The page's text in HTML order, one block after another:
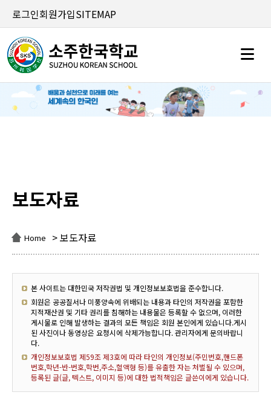
로그인회원가입SITEMAP
보도자료
Home > 보도자료
본 사이트는 대한민국 저작권법 및 개인정보보호법을 준수합니다.
회원은 공공질서나 미풍양속에 위배되는 내용과 타인의 저작권을 포함한
지적재산권 및 기타 권리를 침해하는 내용물은 등록할 수 없으며, 이러한
게시물로 인해 발생하는 결과의 모든 책임은 회원 본인에게 있습니다.게시
된 사진이나 동영상은 요청시에 삭제가능합니다. 관리자에게 문의바랍니
다.
개인정보보호법 제59조 제3호에 따라 타인의 개인정보(주민번호,핸드폰
번호,학년-반-번호,학번,주소,혈액형 등)를 유출한 자는 처벌될 수 있으며,
등록된 글(글, 텍스트, 이미지 등)에 대한 법적책임은 글쓴이에게 있습니다.